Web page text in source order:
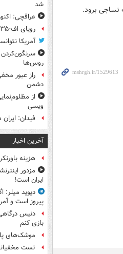
شد
عراقچی:
رویای اف-۳۵ ترکیه در بن‌بست
آمریکا
سرنگون‌کردن
روس‌ها
راز عبور
دشمن
از
ویسی
فیدان:
آخرین اخبار
هزینه
مزدور
ایران است!
دیوید میلر:
پیروز است و
دنیس
بازی کنم
موشک‌های
تست